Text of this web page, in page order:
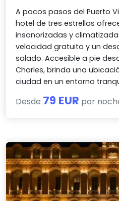
A pocos pasos del Puerto
hotel de tres estrellas
insonorizadas y
velocidad gratuito y un
salado. Accesible a pie
Charles, brinda una
ciudad en un entorno
Desde 79 EUR por